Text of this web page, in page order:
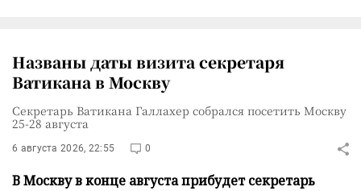
Названы даты визита секретаря
Ватикана в Москву
Секретарь Ватикана Галлахер собрался посетить Москву
25-28 августа
6 августа 2026, 22:55 0
В Москву в конце августа прибудет секретарь